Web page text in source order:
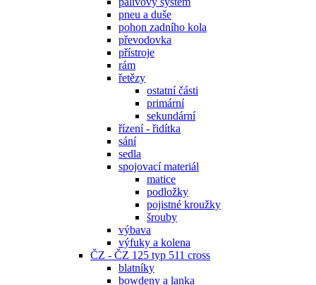
pneu a duše
pohon zadního kola
převodovka
přístroje
rám
řetězy
ostatní části
primární
sekundární
řízení - řidítka
sání
sedla
spojovací materiál
matice
podložky
pojistné kroužky
šrouby
výbava
výfuky a kolena
ČZ - ČZ 125 typ 511 cross
blatníky
bowdeny a lanka